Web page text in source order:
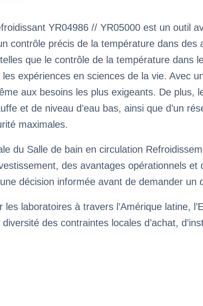
YR04986 // YR05000 est un outil
contrôle précis de la température dans des
que le contrôle de la température dans
expériences en sciences de la vie. Avec
aux besoins les plus exigeants. De plus,
et de niveau d’eau bas, ainsi que d’un
maximales.
du Salle de bain en circulation
des avantages opérationnels et
décision informée avant de demander un
laboratoires à travers l’Amérique latine,
des contraintes locales d’achat,